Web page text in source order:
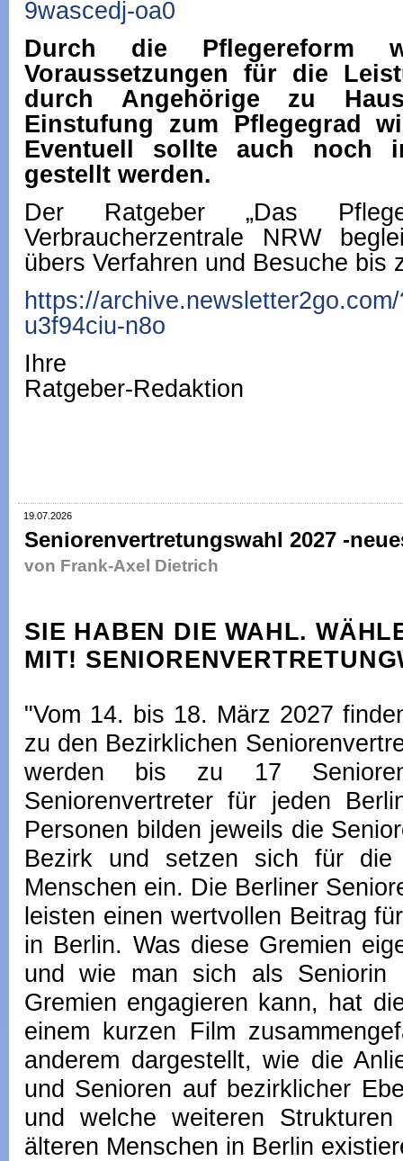
9wascedj-oa0
Durch die Pflegereform
Voraussetzungen für die
durch Angehörige zu
Einstufung zum Pflegegrad
Eventuell sollte auch noch
gestellt werden.
Der Ratgeber „Das
Verbraucherzentrale NRW
übers Verfahren und Besuche bis
https://
u3f94ciu-n8o
Ihre
Ratgeber-Redaktion
19.07.2026
Seniorenvertretungswahl 2027 -
von Frank-Axel Dietrich
SIE HABEN DIE WAHL.
MIT!
"Vom 14. bis 18. März 2027
zu den Bezirklichen
werden bis zu 17
Seniorenvertreter für jeden
Personen bilden jeweils die
Bezirk und setzen sich für die
Menschen ein. Die Berliner
leisten einen wertvollen Beitrag
in Berlin. Was diese Gremien
und wie man sich als
Gremien engagieren kann, hat
einem kurzen Film
anderem dargestellt, wie die
und Senioren auf bezirklicher
und welche weiteren
älteren Menschen in Berlin